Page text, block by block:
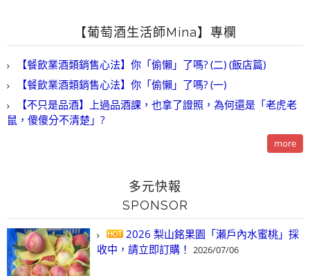
【葡萄酒生活師Mina】專欄
【餐飲業酒類銷售心法】你「偷懶」了嗎? (二) (飯店篇)
【餐飲業酒類銷售心法】你「偷懶」了嗎? (一)
【不只是品酒】上過品酒課，也拿了證照，為何還是「老虎老
鼠，傻傻分不清楚」?
more
多元快報
SPONSOR
2026 梨山銘果園「瀨戶內水蜜桃」採
收中，請立即訂購！ 2026/07/06